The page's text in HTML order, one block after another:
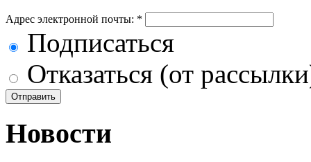
Адрес электронной почты: *
Подписаться
Отказаться (от
Новости